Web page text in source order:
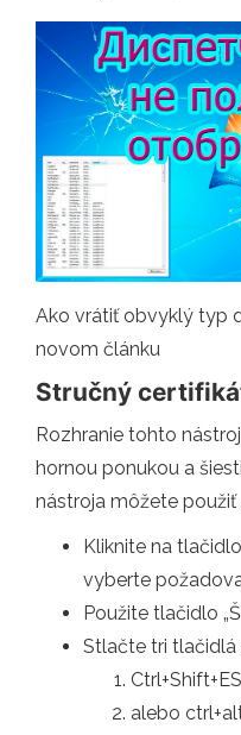
Ako vrátiť obvyklý typ
novom článku
Stručný
Rozhranie tohto
hornou ponukou a
nástroja môžete
Kliknite na
vyberte
Použite tlačidlo
Stlačte tri tlačidlá
alebo